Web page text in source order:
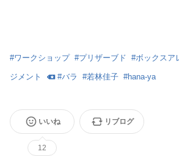
#ワークショップ #プリザーブド #ボックスア
ジメント #バラ #若林佳子 #hana-ya
いいね
12
リブログ